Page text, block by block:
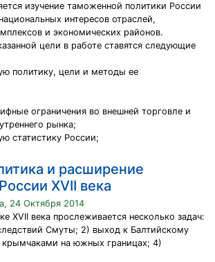
изучение таможенной политики России
интересов отраслей,
и экономических районов.
цели в работе ставятся следующие
политику, цели и методы ее
ограничения во внешней торговле и
рынка;
статистику России;
и расширение
XVII века
24 Октября 2014
XVII века прослеживается несколько задач:
Смуты; 2) выход к Балтийскому
на южных границах; 4)